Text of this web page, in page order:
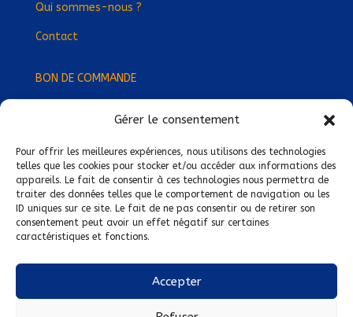
Gérer le consentement
Pour offrir les meilleures expériences, nous utilisons des technologies
telles que les cookies pour stocker et/ou accéder aux informations des
appareils. Le fait de consentir à ces technologies nous permettra de
traiter des données telles que le comportement de navigation ou les
ID uniques sur ce site. Le fait de ne pas consentir ou de retirer son
consentement peut avoir un effet négatif sur certaines
caractéristiques et fonctions.
Accepter
Qui sommes-nous ?
Contact
BON DE COMMANDE
Devenez Délégué·e Régional·e !
Trouvez-nous près de chez vous !
Mentions légales
Conditions générales de vente
Politique de confidentialité